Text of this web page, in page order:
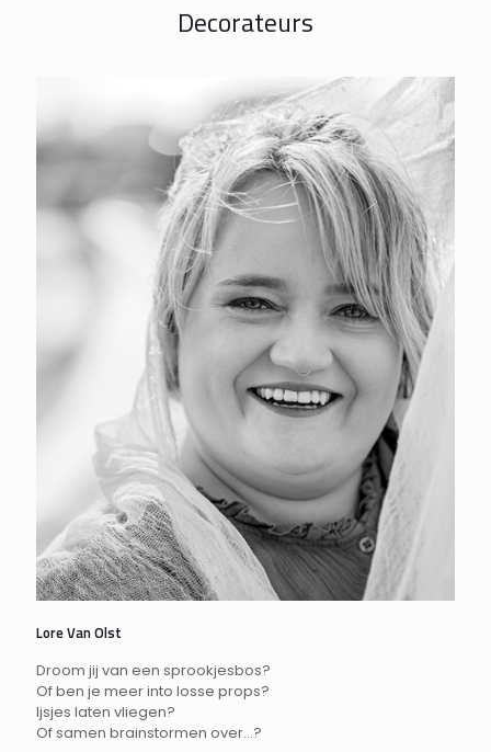
Decorateurs
Lore Van Olst
Droom jij van een sprookjesbos?
Of ben je meer into losse props?
Ijsjes laten vliegen?
Of samen brainstormen over...?